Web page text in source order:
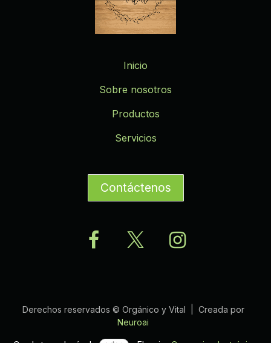
Inicio
Sobre nosotros
Productos
Servicios
Contáctenos
Derechos reservados © Orgánico y Vital | Creada por
Neuroai